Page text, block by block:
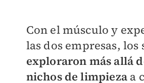
Con el músculo y
las dos empresas, los
exploraron más allá
nichos de limpieza a